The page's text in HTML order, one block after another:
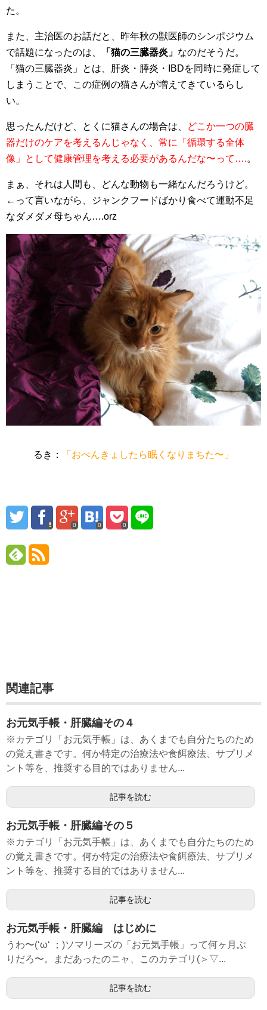
た。
また、主治医のお話だと、昨年秋の獣医師のシンポジウム
で話題になったのは、
「猫の三臓器炎」 なのだそうだ。
「猫の三臓器炎」とは、肝炎・膵炎・IBDを同時に発症して
しまうことで、この症例の猫さんが増えてきているらし
い。
思ったんだけど、とくに猫さんの場合は、
どこか一つの臓
器だけのケアを考えるんじゃなく、常に「循環する全体
像」として健康管理を考える必要があるんだな〜って….。
まぁ、それは人間も、どんな動物も一緒なんだろうけど。
←って言いながら、ジャンクフードばかり食べて運動不足
なダメダメ母ちゃん….orz
るき： 「おべんきょしたら眠くなりまちた〜」
0 0 0
関連記事
お元気手帳・肝臓編その４
※カテゴリ「お元気手帳」は、あくまでも自分たちのため
の覚え書きです。何か特定の治療法や食餌療法、サプリメ
ント等を、推奨する目的ではありません...
記事を読む
お元気手帳・肝臓編その５
※カテゴリ「お元気手帳」は、あくまでも自分たちのため
の覚え書きです。何か特定の治療法や食餌療法、サプリメ
ント等を、推奨する目的ではありません...
記事を読む
お元気手帳・肝臓編 はじめに
うわ〜(‘ω‘ ；)ソマリーズの「お元気手帳」って何ヶ月ぶ
りだろ〜。まだあったのニャ、このカテゴリ(＞▽...
記事を読む